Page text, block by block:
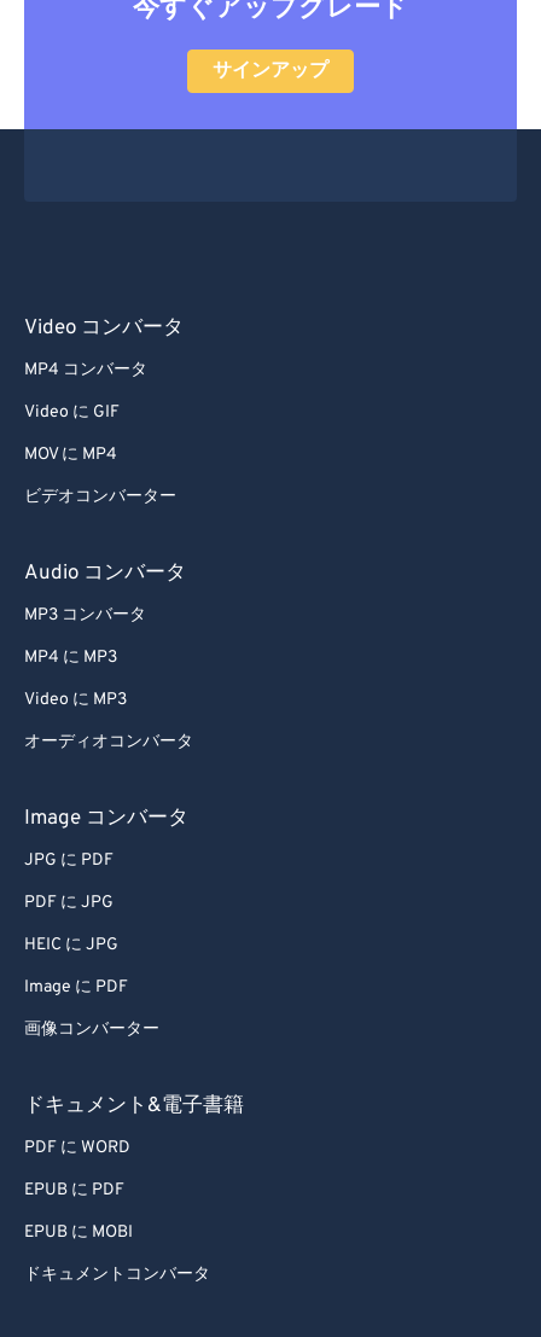
今すぐアップグレード
サインアップ
Video コンバータ
MP4 コンバータ
Video に GIF
MOV に MP4
ビデオコンバーター
Audio コンバータ
MP3 コンバータ
MP4 に MP3
Video に MP3
オーディオコンバータ
Image コンバータ
JPG に PDF
PDF に JPG
HEIC に JPG
Image に PDF
画像コンバーター
ドキュメント&電子書籍
PDF に WORD
EPUB に PDF
EPUB に MOBI
ドキュメントコンバータ